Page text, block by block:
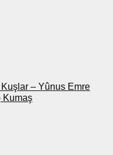
– Yûnus Emre
Kumaş